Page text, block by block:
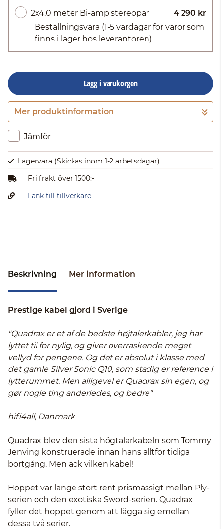
2x4.0 meter Bi-amp stereopar
4 290 kr
Beställningsvara (1-5 vardagar för varor som
finns i lager hos leverantören)
Lägg i varukorgen
Gå till kassan
Mer produktinformation
Jämför
Lagervara (Skickas inom 1-2 arbetsdagar)
Fri frakt över 1500:-
Länk till tillverkare
Beskrivning Mer information
Prestige kabel gjord i Sverige
"Quadrax er et af de bedste højtalerkabler, jeg har
lyttet til for nylig, og giver overraskende meget
vellyd for pengene. Og det er absolut i klasse med
det gamle Silver Sonic Q10, som stadig er reference i
lytterummet. Men alligevel er Quadrax sin egen, og
gør nogle ting anderledes, og bedre"
hifi4all, Danmark
Quadrax blev den sista högtalarkabeln som Tommy
Jenving konstruerade innan hans alltför tidiga
bortgång. Men ack vilken kabel!
Hoppet var länge stort rent prismässigt mellan Ply-
serien och den exotiska Sword-serien. Quadrax
fyller det hoppet genom att lägga sig emellan
dessa två serier.